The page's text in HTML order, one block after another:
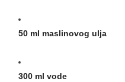
50 ml maslinovog ulja
300 ml vode